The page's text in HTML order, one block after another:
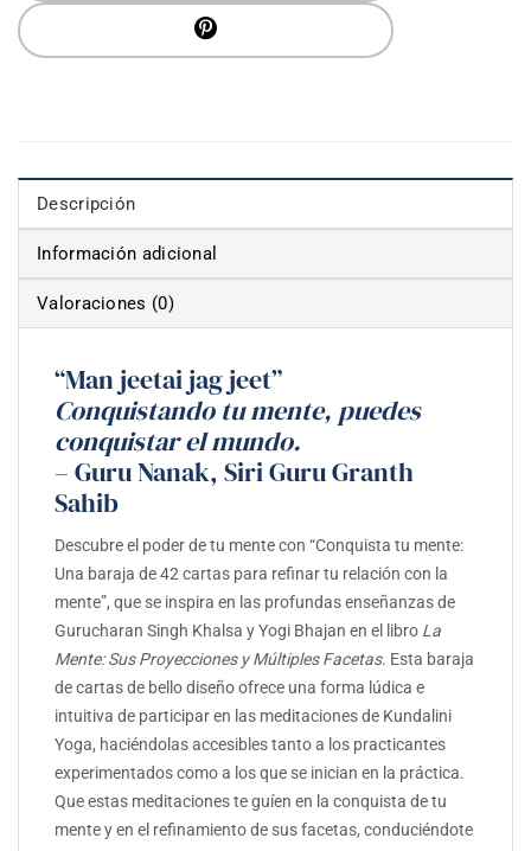
Descripción
Información adicional
Valoraciones (0)
“Man jeetai jag jeet”
Conquistando tu mente, puedes
conquistar el mundo.
– Guru Nanak, Siri Guru Granth
Sahib
Descubre el poder de tu mente con “Conquista tu mente:
Una baraja de 42 cartas para refinar tu relación con la
mente”, que se inspira en las profundas enseñanzas de
Gurucharan Singh Khalsa y Yogi Bhajan en el libro La
Mente: Sus Proyecciones y Múltiples Facetas. Esta baraja
de cartas de bello diseño ofrece una forma lúdica e
intuitiva de participar en las meditaciones de Kundalini
Yoga, haciéndolas accesibles tanto a los practicantes
experimentados como a los que se inician en la práctica.
Que estas meditaciones te guíen en la conquista de tu
mente y en el refinamiento de sus facetas, conduciéndote